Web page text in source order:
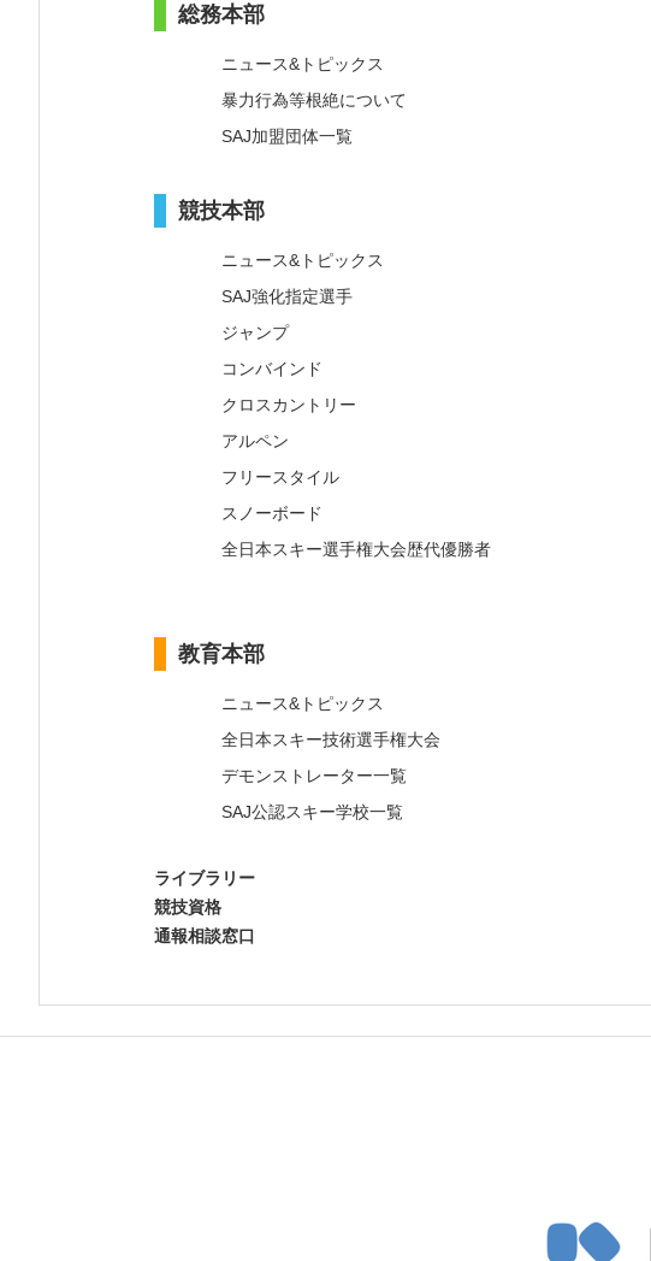
総務本部
ニュース&トピックス
暴力行為等根絶について
SAJ加盟団体一覧
競技本部
ニュース&トピックス
SAJ強化指定選手
ジャンプ
コンバインド
クロスカントリー
アルペン
フリースタイル
スノーボード
全日本スキー選手権大会歴代優勝者
教育本部
ニュース&トピックス
全日本スキー技術選手権大会
デモンストレーター一覧
SAJ公認スキー学校一覧
ライブラリー
競技資格
通報相談窓口